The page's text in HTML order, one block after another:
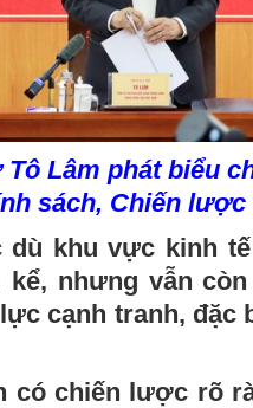
Lâm phát biểu
sách, Chiến
dù khu vực kinh
nhưng vẫn
cạnh tranh, đặc
có chiến lược rõ